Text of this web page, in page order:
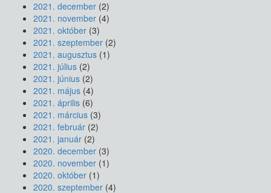
2021. december (2)
2021. november (4)
2021. október (3)
2021. szeptember (2)
2021. augusztus (1)
2021. július (2)
2021. június (2)
2021. május (4)
2021. április (6)
2021. március (3)
2021. február (2)
2021. január (2)
2020. december (3)
2020. november (1)
2020. október (1)
2020. szeptember (4)